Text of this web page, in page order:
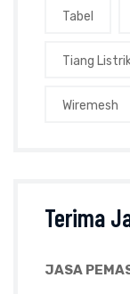
Tabel
Tiang
Wiremesh
Terima
JASA